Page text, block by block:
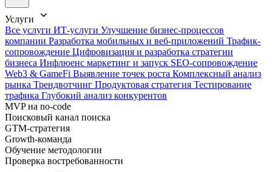
Услуги
Все услуги ИТ-услуги Улучшение бизнес-процессов
компании Разработка мобильных и веб-приложений Трафик-
сопровождение Цифровизация и разработка стратегии
бизнеса Инфлюенс маркетинг и запуск SEO-сопровождение
Web3 & GameFi Выявление точек роста Комплексный анализ
рынка Трендвотчинг Продуктовая стратегия Тестирование
трафика Глубокий анализ конкурентов
MVP на no-code
Поисковый канал поиска
GTM-стратегия
Growth-команда
Обучение методологии
Проверка востребованности